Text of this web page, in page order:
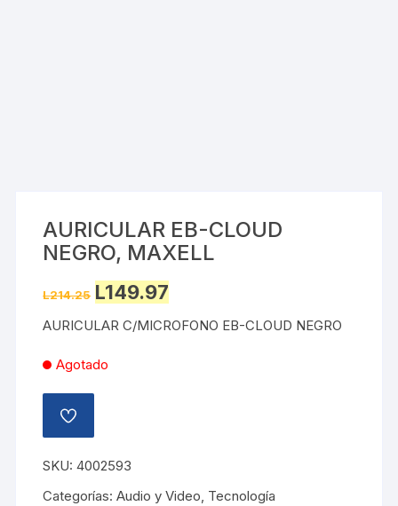
AURICULAR EB-CLOUD
NEGRO, MAXELL
L214.25 Original
price
L214.25.
L149.97price
L149.97.
AURICULAR C/MICROFONO EB-CLOUD NEGRO
Agotado
AÑADIR
A
LISTA
DE
DESEOS
SKU:4002593
Categorías:Audio y Video, Tecnología